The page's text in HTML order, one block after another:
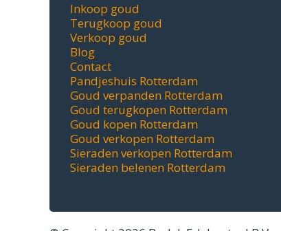
Inkoop goud
Terugkoop goud
Verkoop goud
Blog
Contact
Pandjeshuis Rotterdam
Goud verpanden Rotterdam
Goud terugkopen Rotterdam
Goud kopen Rotterdam
Goud verkopen Rotterdam
Sieraden verkopen Rotterdam
Sieraden belenen Rotterdam